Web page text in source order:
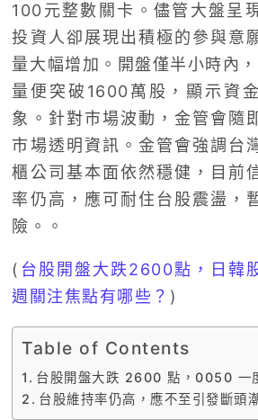
100元整數關卡。儘管大盤呈
投資人卻展現出積極的參與意
量大幅增加。開盤僅半小時內
量便突破1600萬股，顯示資
象。針對市場波動，金管會隨
市場透明資訊。金管會強調台
櫃公司基本面依然穩健，目前
率仍高，應可耐住台股震盪，
險。。
( 台股開盤大跌2600點，日韓
週關注焦點有哪些？ )
Table of Contents
台股開盤大跌 2600 點，0050 一
台股維持率仍高，應不至引發斷頭